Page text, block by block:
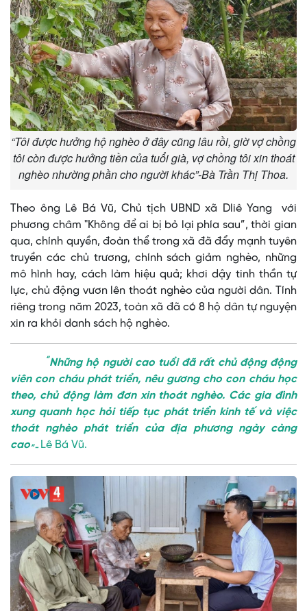
“Tôi được hưởng hộ nghèo ở đây cũng lâu rồi, giờ vợ chồng
tôi còn được hưởng tiền của tuổi già, vợ chồng tôi xin thoát
nghèo nhường phần cho người khác”-Bà Trần Thị Thoa.
Theo ông Lê Bá Vũ, Chủ tịch UBND xã Dliê Yang với
phương châm "Không để ai bị bỏ lại phía sau”, thời gian
qua, chính quyền, đoàn thể trong xã đã đẩy mạnh tuyên
truyền các chủ trương, chính sách giảm nghèo, những
mô hình hay, cách làm hiệu quả; khơi dậy tinh thần tự
lực, chủ động vươn lên thoát nghèo của người dân. Tính
riêng trong năm 2023, toàn xã đã có 8 hộ dân tự nguyện
xin ra khỏi danh sách hộ nghèo.
“Những hộ người cao tuổi đã rất chủ động động
viên con cháu phát triển, nêu gương cho con cháu học
theo, chủ động làm đơn xin thoát nghèo. Các gia đình
xung quanh học hỏi tiếp tục phát triển kinh tế và việc
thoát nghèo phát triển của địa phương ngày càng
cao”- Lê Bá Vũ.